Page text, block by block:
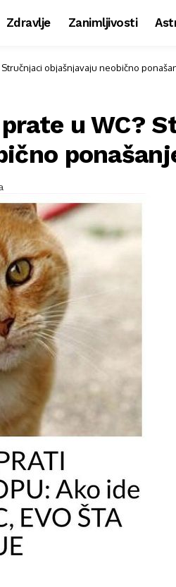
Zdravlje Zanimljivosti
objašnjavaju neobično
u WC?